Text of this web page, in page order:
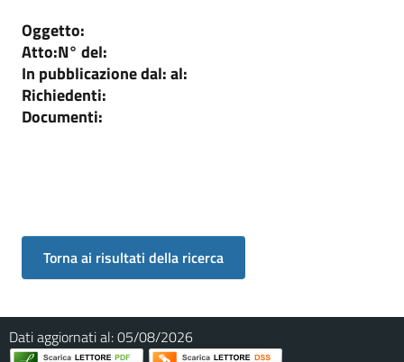
Oggetto:
Atto:N° del:
In pubblicazione dal:al:
Richiedenti:
Documenti:
Dati aggiornati al:05/08/2026